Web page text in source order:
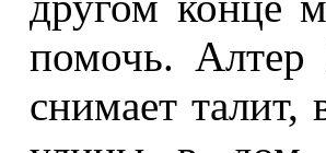
помочь. Алтер
снимает талит,